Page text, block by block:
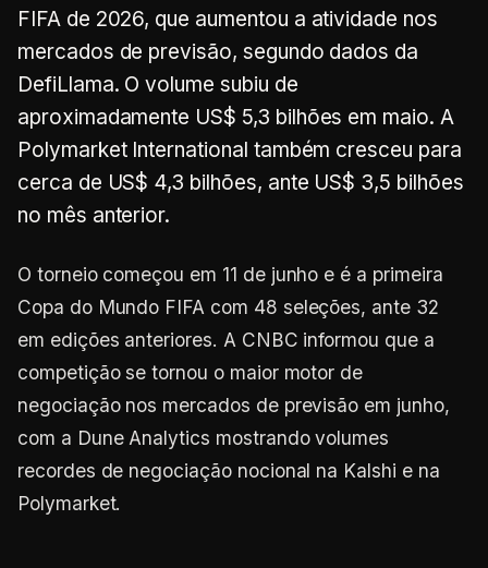
FIFA de 2026, que aumentou a atividade nos
mercados de previsão, segundo dados da
DefiLlama. O volume subiu de
aproximadamente US$ 5,3 bilhões em maio. A
Polymarket International também cresceu para
cerca de US$ 4,3 bilhões, ante US$ 3,5 bilhões
no mês anterior.
O torneio começou em 11 de junho e é a primeira
Copa do Mundo FIFA com 48 seleções, ante 32
em edições anteriores. A CNBC informou que a
competição se tornou o maior motor de
negociação nos mercados de previsão em junho,
com a Dune Analytics mostrando volumes
recordes de negociação nocional na Kalshi e na
Polymarket.